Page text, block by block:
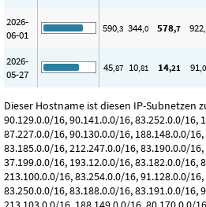
2026-
06-01
590,3 344,0 578,7 922
2026-
05-27
45,87 10,81 14,21 91
Dieser Hostname ist diesen IP-Subnetzen
90.129.0.0/16, 90.141.0.0/16, 83.252.0.0/16,
87.227.0.0/16, 90.130.0.0/16, 188.148.0.0/
83.185.0.0/16, 212.247.0.0/16, 83.190.0.0/
37.199.0.0/16, 193.12.0.0/16, 83.182.0.0/16,
213.100.0.0/16, 83.254.0.0/16, 91.128.0.0/
83.250.0.0/16, 83.188.0.0/16, 83.191.0.0/16,